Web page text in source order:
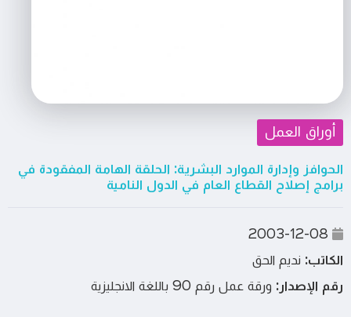
أوراق العمل
الحوافز وإدارة الموارد البشرية: الحلقة الهامة المفقودة في
برامج إصلاح القطاع العام في الدول النامية
الكاتب: نديم الحق
رقم الإصدار: ورقة عمل رقم 90 باللغة الانجليزية